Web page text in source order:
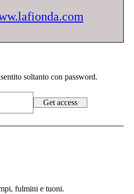
soltanto con password.
fulmini e tuoni.